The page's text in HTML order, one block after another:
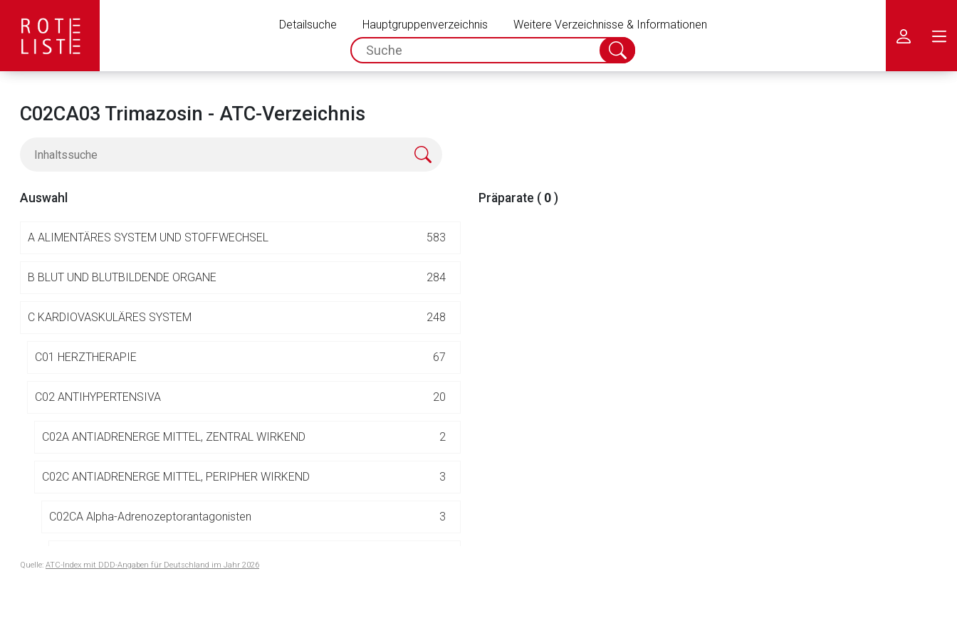
Detailsuche Hauptgruppenverzeichnis
Weitere Verzeichnisse & Informationen
spc.search.input.placeholder
Suche
abschicken
C02CA03 Trimazosin - ATC-Verzeichnis
Auswahl
A ALIMENTÄRES SYSTEM UND STOFFWECHSEL 583
B BLUT UND BLUTBILDENDE ORGANE 284
C KARDIOVASKULÄRES SYSTEM 248
C01 HERZTHERAPIE 67
C02 ANTIHYPERTENSIVA 20
C02A ANTIADRENERGE MITTEL, ZENTRAL WIRKEND 2
C02C ANTIADRENERGE MITTEL, PERIPHER WIRKEND 3
C02CA Alpha-Adrenozeptorantagonisten 3
Quelle: ATC-Index mit DDD-Angaben für Deutschland im Jahr 2026
Präparate ( 0 )
Aufruf einer externen Seite
Der von Ihnen aufgerufene Link öffnet eine externe Web-Seite. Für die Inhalte der externen Web-Seite ist deren